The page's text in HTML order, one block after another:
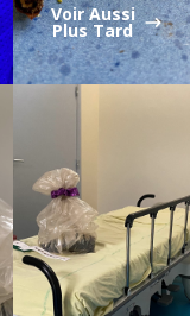
Voir Aussi
Plus Tard